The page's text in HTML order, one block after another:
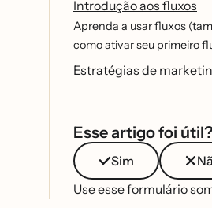
Introdução aos fluxos
Aprenda a usar fluxos
como ativar seu primeiro
Estratégias de
Esse artigo foi útil?
Sim
Use esse formulário